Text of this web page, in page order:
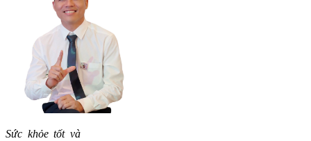
Sức khỏe tốt và